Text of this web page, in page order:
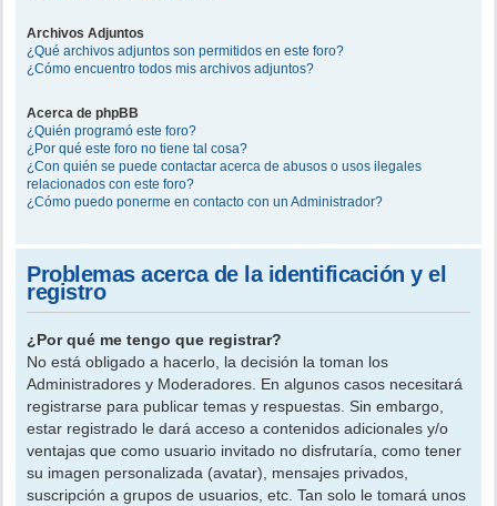
Archivos Adjuntos
¿Qué archivos adjuntos son permitidos en este foro?
¿Cómo encuentro todos mis archivos adjuntos?
Acerca de phpBB
¿Quién programó este foro?
¿Por qué este foro no tiene tal cosa?
¿Con quién se puede contactar acerca de abusos o usos ilegales
relacionados con este foro?
¿Cómo puedo ponerme en contacto con un Administrador?
Problemas acerca de la identificación y el
registro
¿Por qué me tengo que registrar?
No está obligado a hacerlo, la decisión la toman los
Administradores y Moderadores. En algunos casos necesitará
registrarse para publicar temas y respuestas. Sin embargo,
estar registrado le dará acceso a contenidos adicionales y/o
ventajas que como usuario invitado no disfrutaría, como tener
su imagen personalizada (avatar), mensajes privados,
suscripción a grupos de usuarios, etc. Tan solo le tomará unos